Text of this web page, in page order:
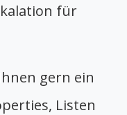
für
gern ein
Listen